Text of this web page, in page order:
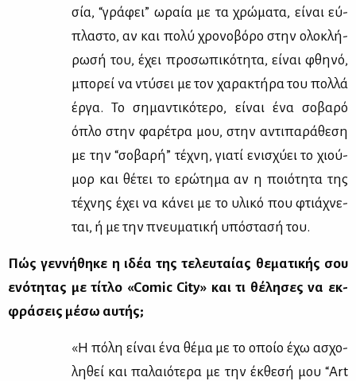
σία, “γρά­φει” ωραία με τα χρώ­μα­τα, εί­ναι εύ­
πλα­στο, αν και πο­λύ χρο­νο­βό­ρο στην ολο­κλή­
ρω­σή του, έχει προ­σω­πι­κό­τη­τα, εί­ναι φθη­νό,
μπο­ρεί να ντύ­σει με τον χα­ρα­κτή­ρα του πολ­λά
έρ­γα. Το ση­μα­ντι­κό­τε­ρο, εί­ναι ένα σο­βα­ρό
όπλο στην φα­ρέ­τρα μου, στην αντι­πα­ρά­θε­ση
με την “σο­βα­ρή” τέ­χνη, για­τί ενι­σχύ­ει το χιού­
μορ και θέ­τει το ερώ­τη­μα αν η ποιό­τη­τα της
τέ­χνης έχει να κά­νει με το υλι­κό που φτιά­χνε­
ται, ή με την πνευ­μα­τι­κή υπό­στα­σή του.
Πώς γεν­νή­θη­κε η ιδέα της τε­λευ­ταί­ας θε­μα­τι­κής σου
ενό­τη­τας με τί­τλο «Comic City» και τι θέ­λη­σες να εκ­
φρά­σεις μέ­σω αυ­τής;
«Η πό­λη εί­ναι ένα θέ­μα με το οποίο έχω ασχο­
λη­θεί και πα­λαιό­τε­ρα με την έκ­θε­σή μου “Art